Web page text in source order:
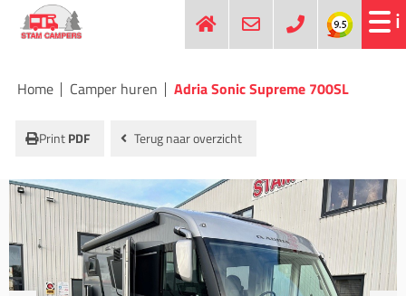
Home Camper huren Adria Sonic Supreme 700SL
PrintPDF Terug naar overzicht